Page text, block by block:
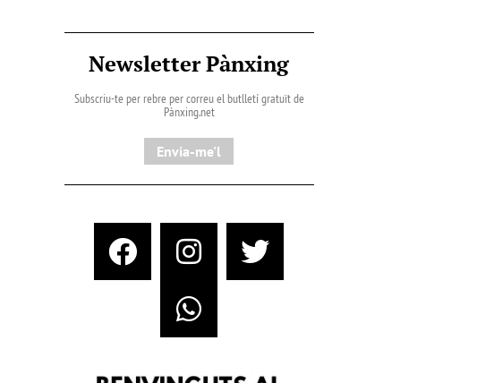
Newsletter Pànxing
Subscriu-te per rebre per correu el butlletí gratuït de
Pànxing.net​
Envia-me'l